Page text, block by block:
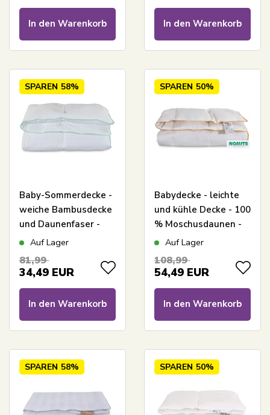
In den Warenkorb In den Warenkorb
SPAREN 58%
Baby-Sommerdecke -
weiche Bambusdecke
und Daunenfaser -
70x100 cm - Borg
Auf Lager
81,99
34,49 EUR
In den Warenkorb
SPAREN 50%
Babydecke - leichte
und kühle Decke - 100
% Moschusdaunen -
70x100 cm - Borg
Auf Lager
108,99
54,49 EUR
In den Warenkorb
SPAREN 58% SPAREN 50%